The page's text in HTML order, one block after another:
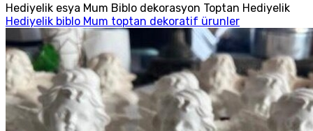
Hediyelik esya Mum Biblo dekorasyon Toptan Hediyelik
Hediyelik biblo Mum toptan dekoratif ürunler